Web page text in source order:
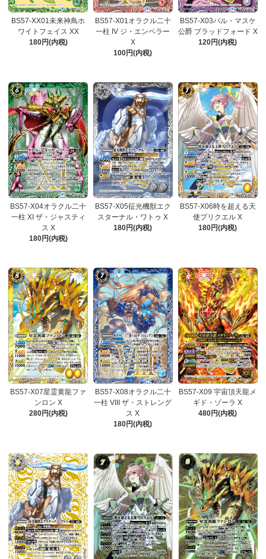
BS57-XX01未来神鳥ホ
ワイトフェイス XX
180円(内税)
BS57-X01オラクル二十
一柱 IV ジ・エンペラー
X
100円(内税)
BS57-X03バル・マスケ
公爵 ブラッドフォード X
120円(内税)
BS57-X04オラクル二十
一柱 XI ザ・ジャスティ
ス X
180円(内税)
BS57-X05征光機獣エク
スターナル・ワトゥ X
180円(内税)
BS57-X06時を超える天
使プリクエル X
180円(内税)
BS57-X07星霊黄龍ファ
ンロン X
280円(内税)
BS57-X08オラクル二十
一柱 VIII ザ・ストレング
ス X
180円(内税)
BS57-X09 宇宙頂天龍メ
ギド・ゾーラ X
480円(内税)